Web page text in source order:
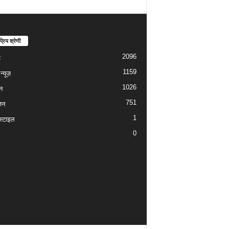
श्रेणी
2096
1159
1026
751
1
0